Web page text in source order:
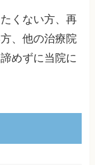
くない方、再
、他の治療院
めずに当院に